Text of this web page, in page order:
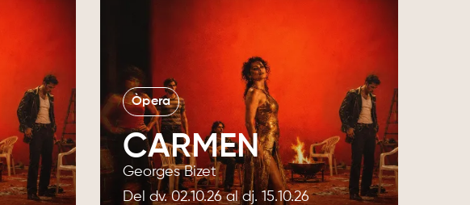
Òpera
CARMEN
Georges Bizet
Del dv. 02.10.26al dj. 15.10.26